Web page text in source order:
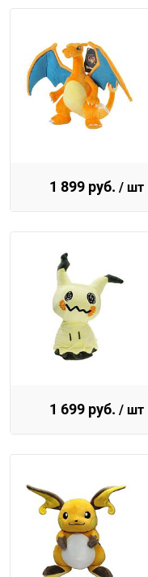
1 899 руб. / шт
1 699 руб. / шт